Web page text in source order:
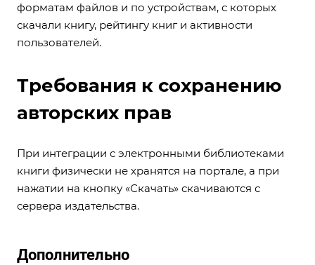
форматам файлов и по устройствам, с которых
скачали книгу, рейтингу книг и активности
пользователей.
Требования к сохранению
авторских прав
При интеграции с электронными библиотеками
книги физически не хранятся на портале, а при
нажатии на кнопку «Скачать» скачиваются с
сервера издательства.
Дополнительно